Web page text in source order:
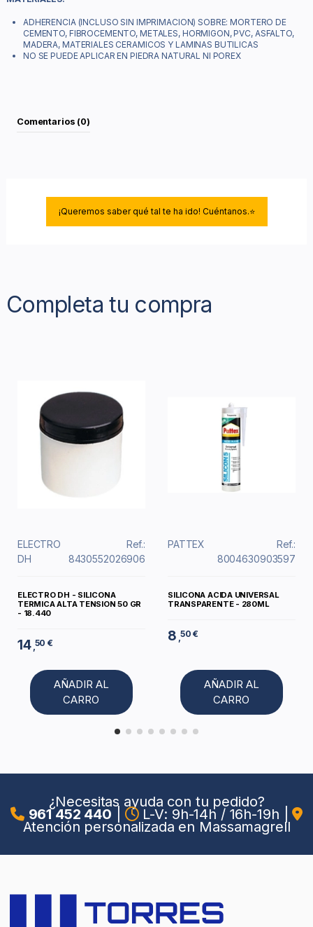
ADHERENCIA (INCLUSO SIN IMPRIMACION) SOBRE: MORTERO DE
CEMENTO, FIBROCEMENTO, METALES, HORMIGON, PVC, ASFALTO,
MADERA, MATERIALES CERAMICOS Y LAMINAS BUTILICAS
NO SE PUEDE APLICAR EN PIEDRA NATURAL NI POREX
Comentarios (0)
¡Queremos saber qué tal te ha ido! Cuéntanos.⭐
Completa tu compra
ELECTRO
DH
Ref.:
8430552026906
ELECTRO DH - SILICONA
TERMICA ALTA TENSION 50 GR
- 18.440
14 ,50 €
AÑADIR AL
CARRO
PATTEX
Ref.:
8004630903597
SILICONA ACIDA UNIVERSAL
TRANSPARENTE - 280ML
8 ,50 €
AÑADIR AL
CARRO
¿Necesitas ayuda con tu pedido?
961 452 440 L-V: 9h-14h / 16h-19h
Atención personalizada en Massamagrell